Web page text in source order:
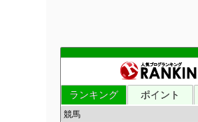
ランキング ポイント